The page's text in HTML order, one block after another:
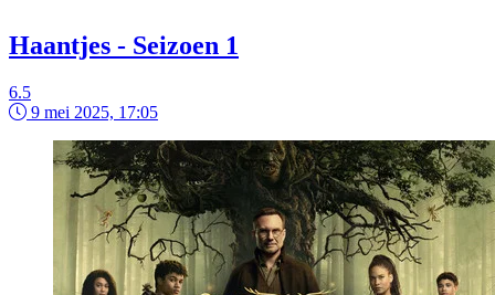
Haantjes - Seizoen 1
6.5
9 mei 2025, 17:05